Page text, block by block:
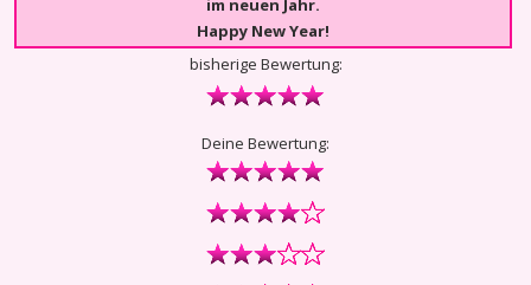
im neuen Jahr.
Happy New Year!
bisherige Bewertung:
Deine Bewertung: